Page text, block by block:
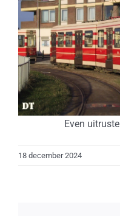
Even
18 december 2024